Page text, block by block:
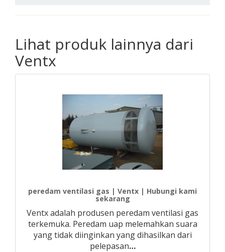
Lihat produk lainnya dari
Ventx
peredam ventilasi gas | Ventx | Hubungi kami
sekarang
Ventx adalah produsen peredam ventilasi gas
terkemuka. Peredam uap melemahkan suara
yang tidak diinginkan yang dihasilkan dari
pelepasan…